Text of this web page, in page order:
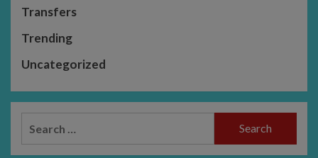
Transfers
Trending
Uncategorized